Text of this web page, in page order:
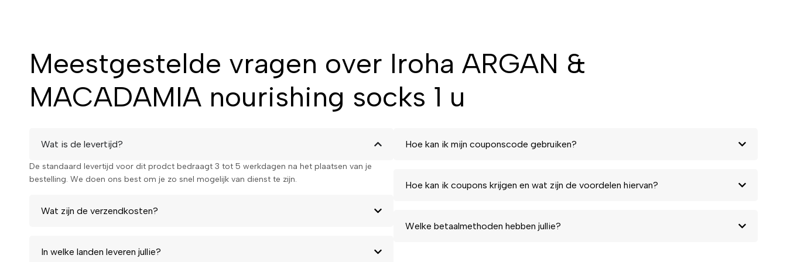
argan & macadamia
nourishing socks
voeten, dan zijn deze Iroha sokmaskers de perfecte keuze. Ze bieden intense voeding, herstel
en zorgen voor zijdezachte voeten. Bestel nu en ervaar het verschil!
MACADAMIA nourishing socks en geniet van zijdezachte voeten!
Meestgestelde vragen over Iroha ARGAN &
MACADAMIA nourishing socks 1 u
Wat is de levertijd?
De standaard levertijd voor dit prodct bedraagt 3 tot 5 werkdagen na het plaatsen van je
bestelling. We doen ons best om je zo snel mogelijk van dienst te zijn.
Wat zijn de verzendkosten?
In welke landen leveren jullie?
Hoe kan ik mijn couponscode gebruiken?
Hoe kan ik coupons krijgen en wat zijn de voordelen hiervan?
Welke betaalmethoden hebben jullie?